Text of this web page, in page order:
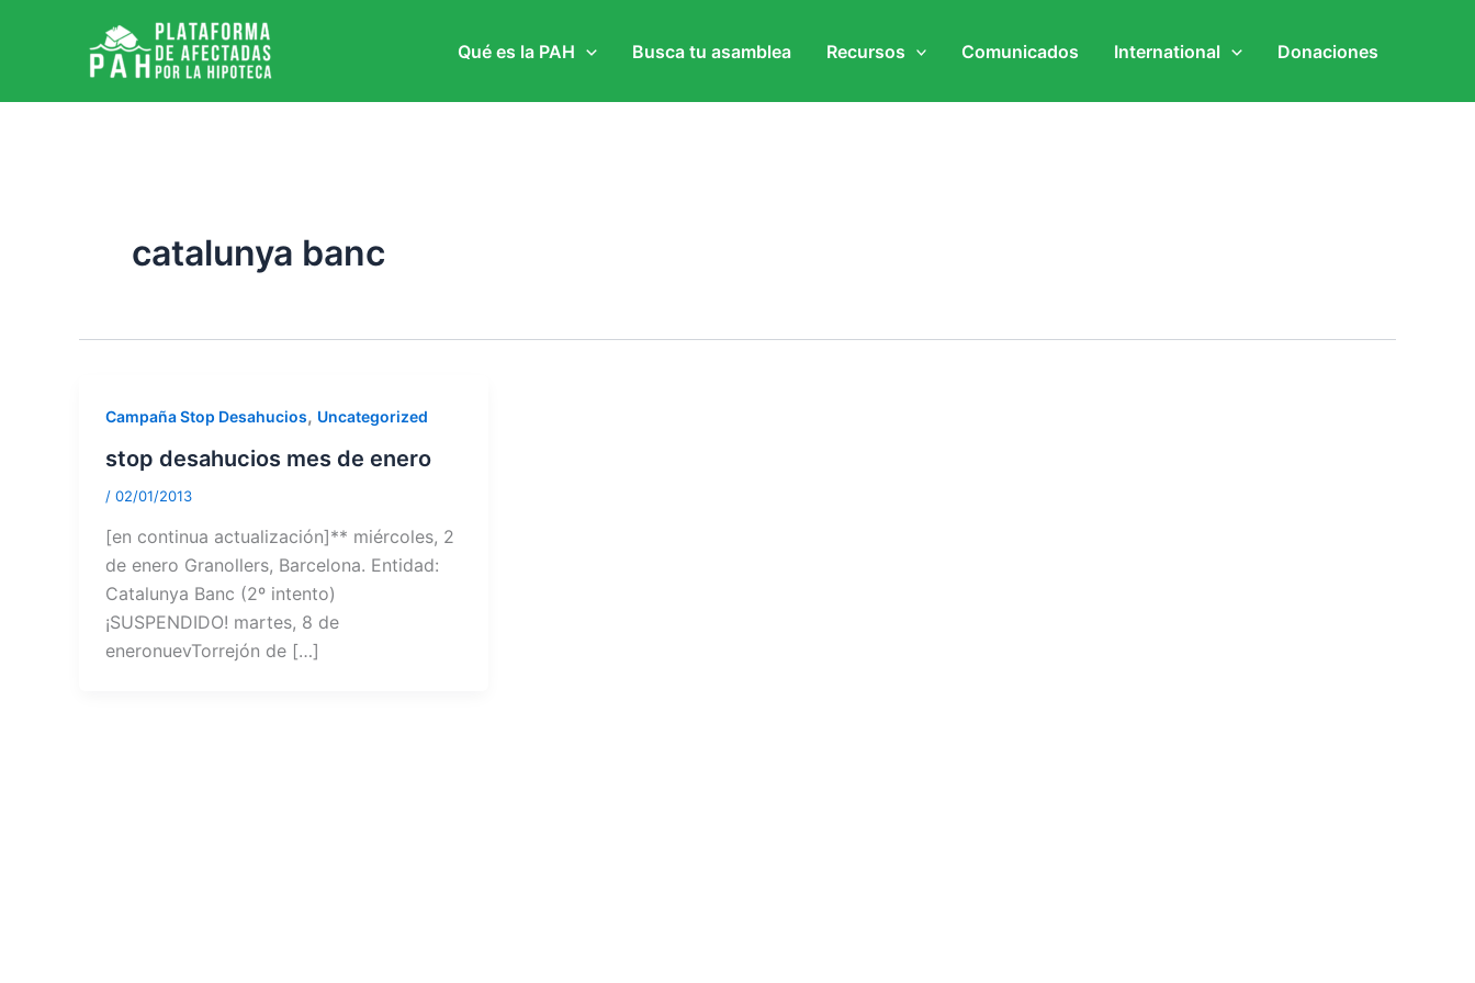
Qué es la PAH Busca tu asamblea Recursos Comunicados International Donaciones
catalunya banc
Campaña Stop Desahucios, Uncategorized
stop desahucios mes de enero
/ 02/01/2013
[en continua actualización]** miércoles, 2
de enero Granollers, Barcelona. Entidad:
Catalunya Banc (2º intento)
¡SUSPENDIDO! martes, 8 de
eneronuevTorrejón de […]